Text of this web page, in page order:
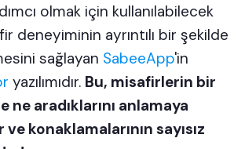
olmak için kullanılabilecek
deneyiminin ayrıntılı bir şekilde
sağlayan SabeeApp'in
yazılımıdır. Bu, misafirlerin bir
ne aradıklarını anlamaya
ve konaklamalarının sayısız